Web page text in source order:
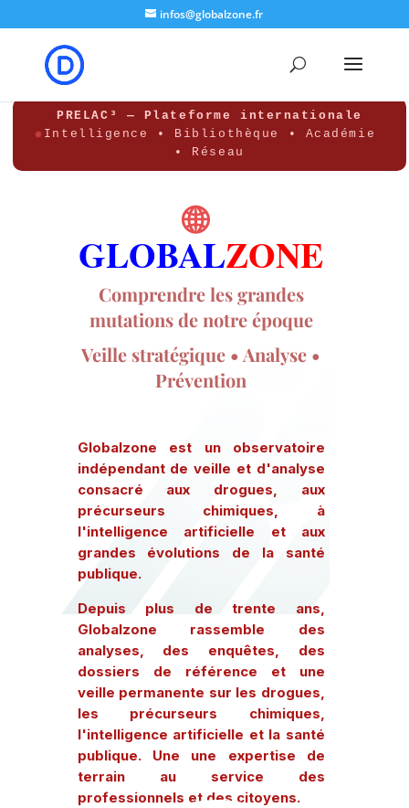
google-site-verification: google8b5302a50e574b7b.html
infos@globalzone.fr
PRELAC³ — Plateforme internationale
Intelligence • Bibliothèque • Académie
• Réseau
🌐
GLOBALZONE
Comprendre les grandes
mutations de notre époque
Veille stratégique • Analyse •
Prévention
Globalzone est un observatoire
indépendant de veille et d'analyse
consacré aux drogues, aux
précurseurs chimiques, à
l'intelligence artificielle et aux
grandes évolutions de la santé
publique.
Depuis plus de trente ans,
Globalzone rassemble des
analyses, des enquêtes, des
dossiers de référence et une
veille permanente sur les drogues,
les précurseurs chimiques,
l'intelligence artificielle et la santé
publique. Une une expertise de
terrain au service des
professionnels et des citoyens.